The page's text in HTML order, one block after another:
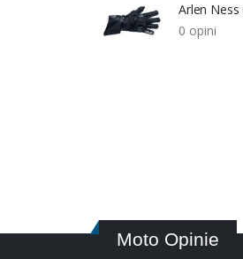
Arlen Ness
0 opini
Moto Opinie